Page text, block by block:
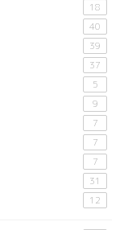
18
40
39
37
5
9
7
7
7
31
12